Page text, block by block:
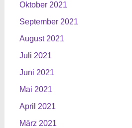
Oktober 2021
September 2021
August 2021
Juli 2021
Juni 2021
Mai 2021
April 2021
März 2021